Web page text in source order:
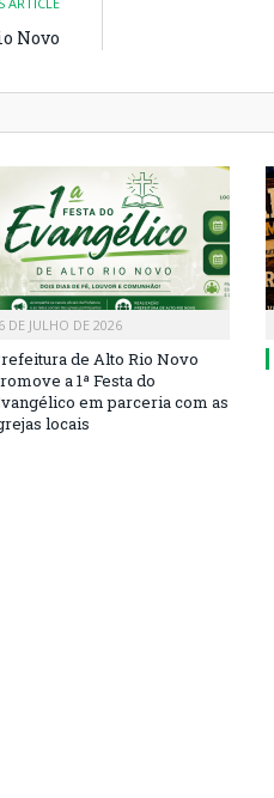
Novo
DE JULHO DE 2026
de Alto Rio Novo
a 1ª Festa do
em parceria com as
locais